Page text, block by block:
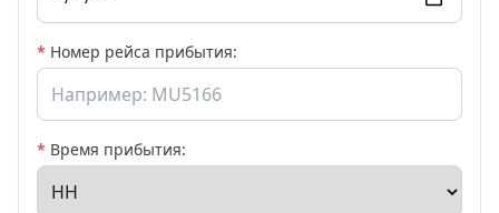
* Номер рейса прибытия:
* Время прибытия: